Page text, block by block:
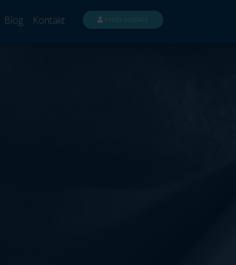
Blog Kontakt PANEL KLIENTA